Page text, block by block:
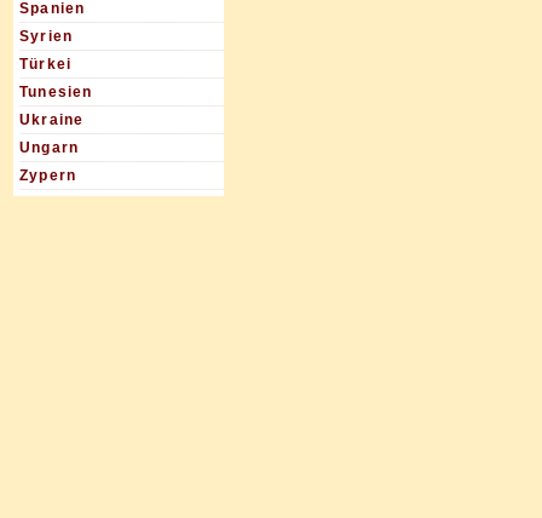
Spanien
Syrien
Türkei
Tunesien
Ukraine
Ungarn
Zypern